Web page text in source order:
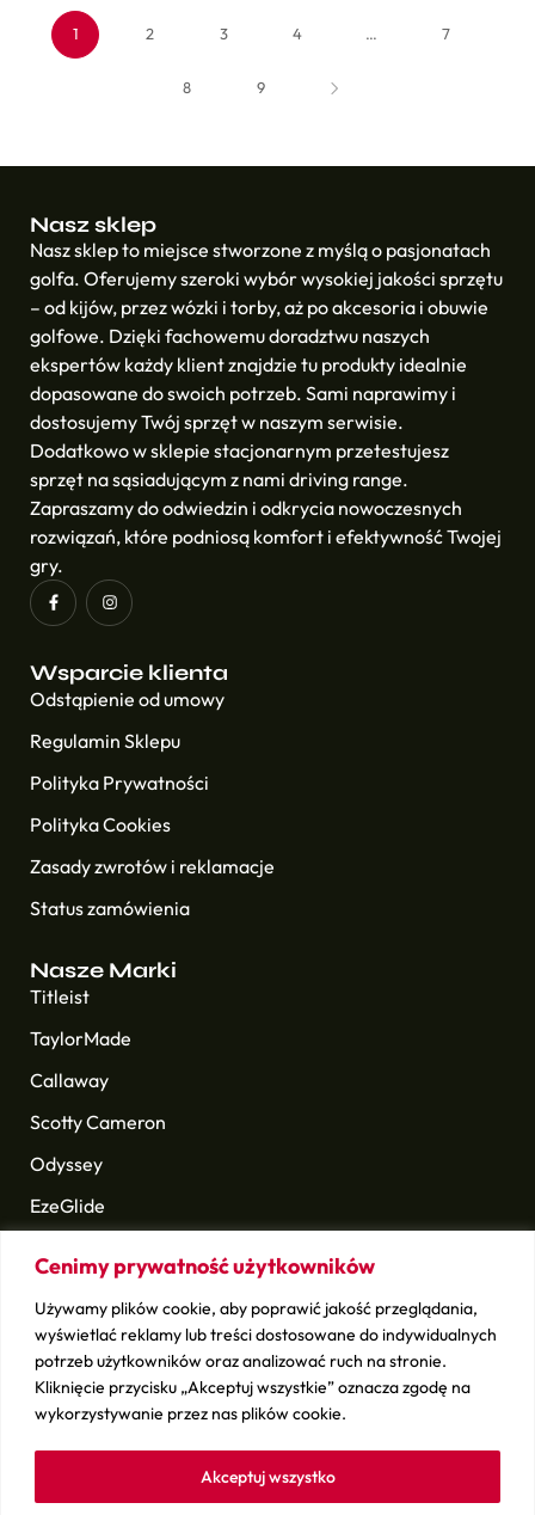
Cenimy prywatność użytkowników
Używamy plików cookie, aby poprawić jakość przeglądania,
wyświetlać reklamy lub treści dostosowane do indywidualnych
potrzeb użytkowników oraz analizować ruch na stronie.
Kliknięcie przycisku „Akceptuj wszystkie” oznacza zgodę na
wykorzystywanie przez nas plików cookie.
Akceptuj wszystko
1 2 3 4 … 7
8 9
Nasz sklep
Nasz sklep to miejsce stworzone z myślą o pasjonatach
golfa. Oferujemy szeroki wybór wysokiej jakości sprzętu
– od kijów, przez wózki i torby, aż po akcesoria i obuwie
golfowe. Dzięki fachowemu doradztwu naszych
ekspertów każdy klient znajdzie tu produkty idealnie
dopasowane do swoich potrzeb. Sami naprawimy i
dostosujemy Twój sprzęt w naszym serwisie.
Dodatkowo w sklepie stacjonarnym przetestujesz
sprzęt na sąsiadującym z nami driving range.
Zapraszamy do odwiedzin i odkrycia nowoczesnych
rozwiązań, które podniosą komfort i efektywność Twojej
gry.
Wsparcie klienta
Odstąpienie od umowy
Regulamin Sklepu
Polityka Prywatności
Polityka Cookies
Zasady zwrotów i reklamacje
Status zamówienia
Nasze Marki
Titleist
TaylorMade
Callaway
Scotty Cameron
Odyssey
EzeGlide
i wiele innych
Sprawdź
Kontakt